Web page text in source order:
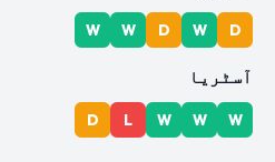
D
W
D
W
W
آسٹریا
W
W
W
L
D